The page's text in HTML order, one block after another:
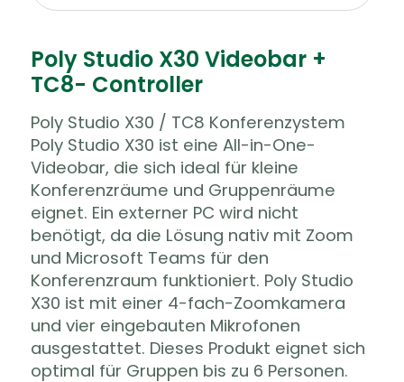
Poly Studio X30 Videobar +
TC8- Controller
Poly Studio X30 / TC8 Konferenzystem
Poly Studio X30 ist eine All-in-One-
Videobar, die sich ideal für kleine
Konferenzräume und Gruppenräume
eignet. Ein externer PC wird nicht
benötigt, da die Lösung nativ mit Zoom
und Microsoft Teams für den
Konferenzraum funktioniert. Poly Studio
X30 ist mit einer 4-fach-Zoomkamera
und vier eingebauten Mikrofonen
ausgestattet. Dieses Produkt eignet sich
optimal für Gruppen bis zu 6 Personen.